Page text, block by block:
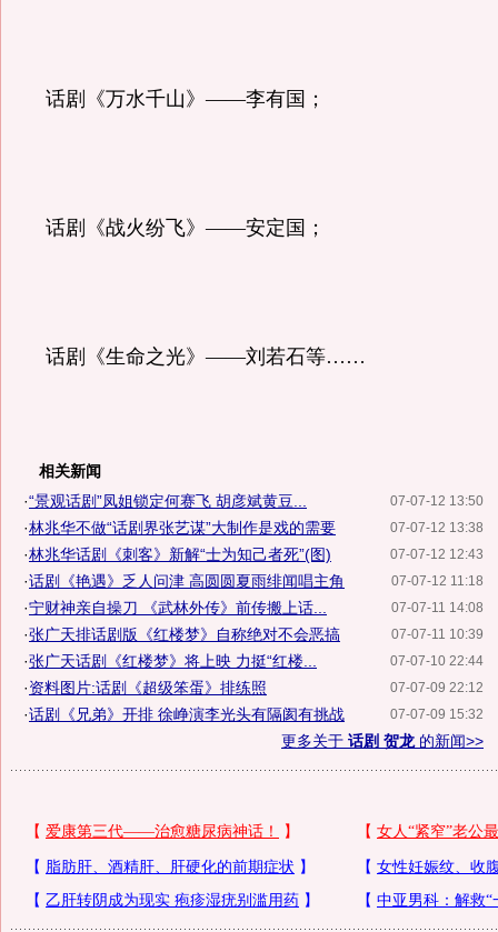
话剧《万水千山》——李有国；
话剧《战火纷飞》——安定国；
话剧《生命之光》——刘若石等……
相关新闻
07-07-12 13:50
·“景观话剧”凤姐锁定何赛飞 胡彦斌黄豆...
07-07-12 13:38
·林兆华不做“话剧界张艺谋”大制作是戏的需要
07-07-12 12:43
·林兆华话剧《刺客》新解“士为知己者死”(图)
07-07-12 11:18
·话剧《艳遇》乏人问津 高圆圆夏雨绯闻唱主角
07-07-11 14:08
·宁财神亲自操刀 《武林外传》前传搬上话...
07-07-11 10:39
·张广天排话剧版《红楼梦》自称绝对不会恶搞
07-07-10 22:44
·张广天话剧《红楼梦》将上映 力挺“红楼...
07-07-09 22:12
·资料图片:话剧《超级笨蛋》排练照
07-07-09 15:32
·话剧《兄弟》开排 徐峥演李光头有隔阂有挑战
更多关于 话剧 贺龙 的新闻>>